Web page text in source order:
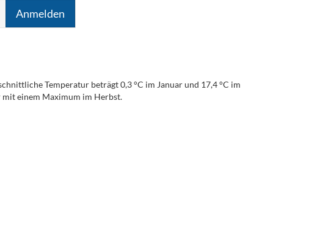
Anmelden
Temperatur beträgt 0,3 °C im Januar und 17,4 °C im
mit einem Maximum im Herbst.